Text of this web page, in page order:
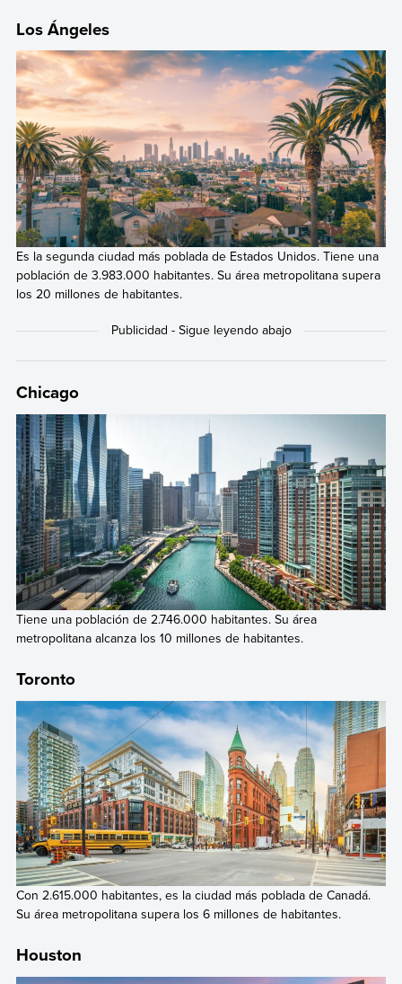
Los Ángeles
Es la segunda ciudad más poblada de Estados Unidos. Tiene una
población de 3.983.000 habitantes. Su área metropolitana supera
los 20 millones de habitantes.
Chicago
Tiene una población de 2.746.000 habitantes. Su área
metropolitana alcanza los 10 millones de habitantes.
Toronto
Con 2.615.000 habitantes, es la ciudad más poblada de Canadá.
Su área metropolitana supera los 6 millones de habitantes.
Houston